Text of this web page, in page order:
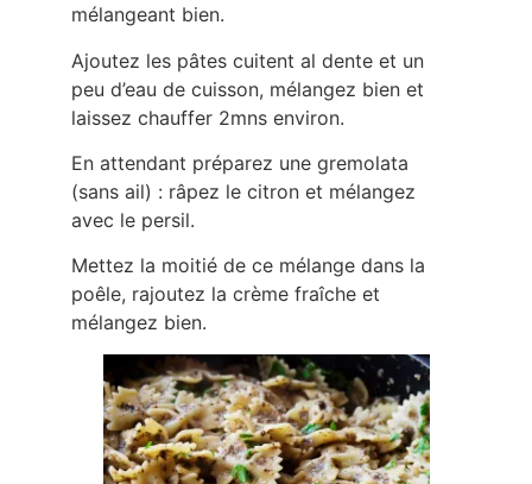
mélangeant bien.
Ajoutez les pâtes cuitent al dente et un
peu d’eau de cuisson, mélangez bien et
laissez chauffer 2mns environ.
En attendant préparez une gremolata
(sans ail) : râpez le citron et mélangez
avec le persil.
Mettez la moitié de ce mélange dans la
poêle, rajoutez la crème fraîche et
mélangez bien.